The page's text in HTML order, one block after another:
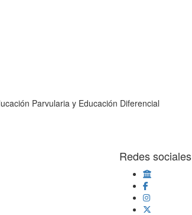
Parvularia y Educación Diferencial
Redes sociales